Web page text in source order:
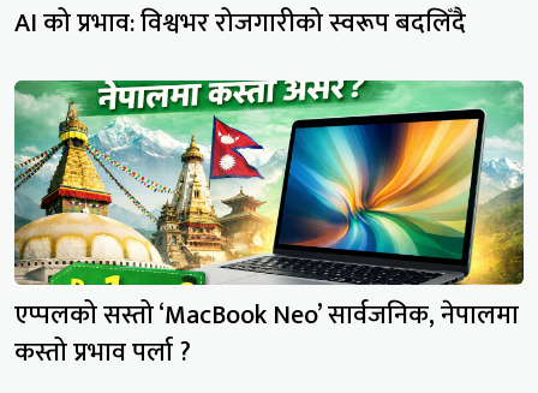
AI को प्रभाव: विश्वभर रोजगारीको स्वरूप बदलिँदै
एप्पलको सस्तो ‘MacBook Neo’ सार्वजनिक, नेपालमा
कस्तो प्रभाव पर्ला ?